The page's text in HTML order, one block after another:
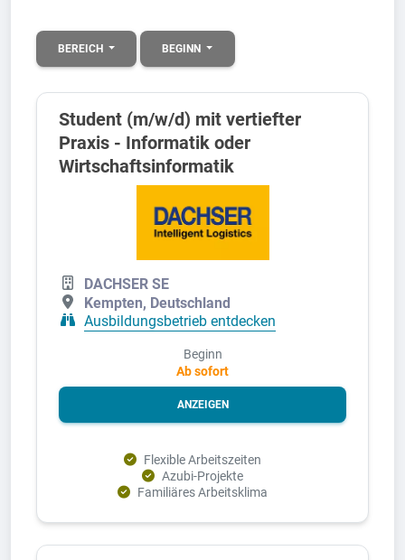
BEREICH BEGINN
Student (m/w/d) mit vertiefter
Praxis - Informatik oder
Wirtschaftsinformatik
DACHSER SE
Kempten, Deutschland
Ausbildungsbetrieb entdecken
Beginn
Ab sofort
ANZEIGEN
Flexible Arbeitszeiten
Azubi-Projekte
Familiäres Arbeitsklima